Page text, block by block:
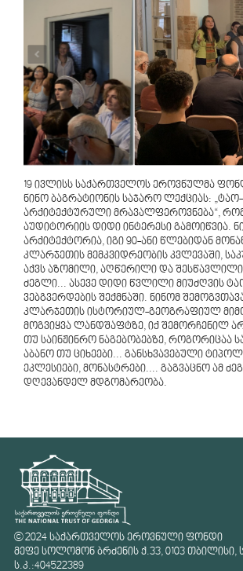
19 ივლისს საქართველოს ეროვნულმა
ნინო ბაგრატიონის საჯარო ლექციას:
არქიტექტურული მრავალფეროვნება“,
აუდიტორიის დიდი ინტერესი გამოიწვია.
არქიტექტორია, იგი 90-ანი წლებიდან
კლარჯეთის მემკვიდრეობის კვლევაში,
აქვს აზომილი, აღწერილი და
ძეგლი... ასევე დიდი წვლილი მიუძღვის
ვებგვერდების შექმნაში. ნინომ
კლარჯეთის ისტორიულ-გეოგრაფიულ
მოგვიყვა ლანდშაფტზე, იქ შემორჩენილ
თუ საინჟინრო ნაგებობებზე, როგორიცაა
აბანო თუ ციხეები... განსხვავებული
ეკლესიები, მონასტრები.... გაგვაცნო ამ
დღევანდელ მდგომარეობა.
© 2024 საქართველოს ეროვნული ფონდი
მეფე სოლომონ ბრძენის ქ.33, 0103
ს.კ.:404522389